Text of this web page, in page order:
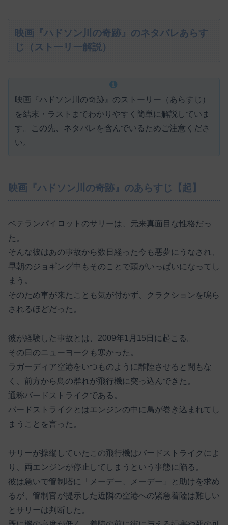
映画『ハドソン川の奇跡』のネタバレあらす
じ（ストーリー解説）
映画『ハドソン川の奇跡』のストーリー（あらすじ）
を結末・ラストまでわかりやすく簡単に解説していま
す。この先、ネタバレを含んでいるためご注意くださ
い。
映画『ハドソン川の奇跡』のあらすじ【起】
ベテランパイロットのサリーは、元来真面目な性格だっ
た。
そんな彼はあの事故から数日経った今も悪夢にうなされ、
早朝のジョギング中もそのことで頭がいっぱいになってし
まう。
そのため車が来たことも気が付かず、クラクションを鳴ら
されるほどだった。
彼が経験した事故とは、2009年1月15日に起こる。
その日のニューヨークも寒かった。
ラガーディア空港をいつものように離陸させると間もな
く、前方から鳥の群れが飛行機に突っ込んできた。
通称バードストライクである。
バードストライクとはエンジンの中に鳥が巻き込まれてし
まうことを言った。
サリーが操縦していたこの飛行機はバードストライクによ
り、両エンジンが停止してしまうという事態に陥る。
彼は急いで管制塔に「メーデー、メーデー」と助けを求め
るが、管制官が提示した近隣の空港への緊急着陸は難しい
とサリーは判断した。